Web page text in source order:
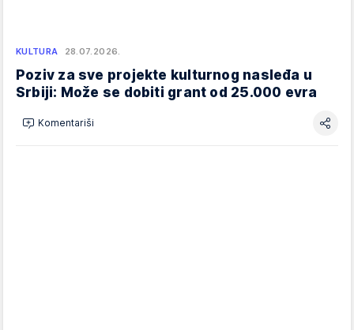
KULTURA 28.07.2026.
Poziv za sve projekte kulturnog nasleđa u
Srbiji: Može se dobiti grant od 25.000 evra
Komentariši